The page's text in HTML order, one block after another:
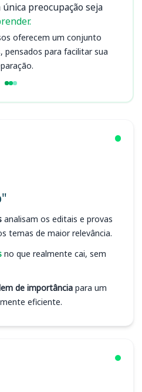
preocupação seja
oferecem um conjunto
para facilitar sua
analisam os editais e provas
temas de maior relevância.
no que realmente cai, sem
de importância para um
eficiente.